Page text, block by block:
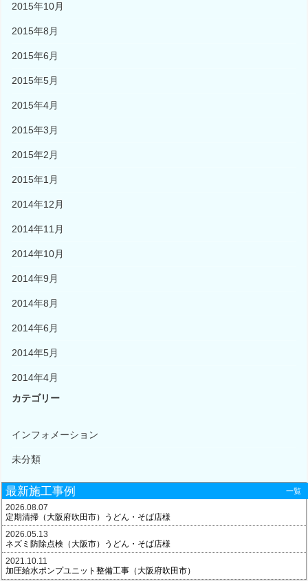
2015年10月
2015年8月
2015年6月
2015年5月
2015年4月
2015年3月
2015年2月
2015年1月
2014年12月
2014年11月
2014年10月
2014年9月
2014年8月
2014年6月
2014年5月
2014年4月
カテゴリー
インフォメーション
未分類
最新施工事例 一覧
2026.08.07
定期清掃（大阪府吹田市）うどん・そば店様
2026.05.13
ネズミ防除点検（大阪市）うどん・そば店様
2021.10.11
加圧給水ポンプユニット整備工事（大阪府吹田市）